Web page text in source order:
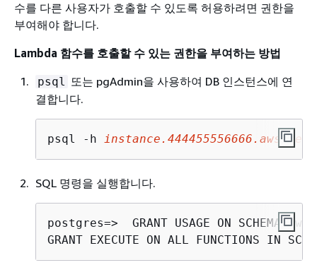
수를 다른 사용자가 호출할 수 있도록 허용하려면 권한을
부여해야 합니다.
Lambda 함수를 호출할 수 있는 권한을 부여하는 방법
psql 또는 pgAdmin을 사용하여 DB 인스턴스에 연
결합니다.
psql -h instance.444455556666. aws-
SQL 명령을 실행합니다.
postgres=>
GRANT USAGE ON SCHEMA
GRANT EXECUTE ON ALL FUNCTIONS IN